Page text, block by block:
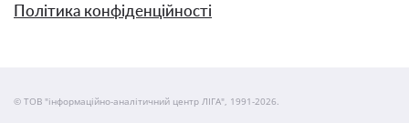
Політика конфіденційності
© ТОВ "інформаційно-аналітичний центр ЛІГА", 1991-2026.